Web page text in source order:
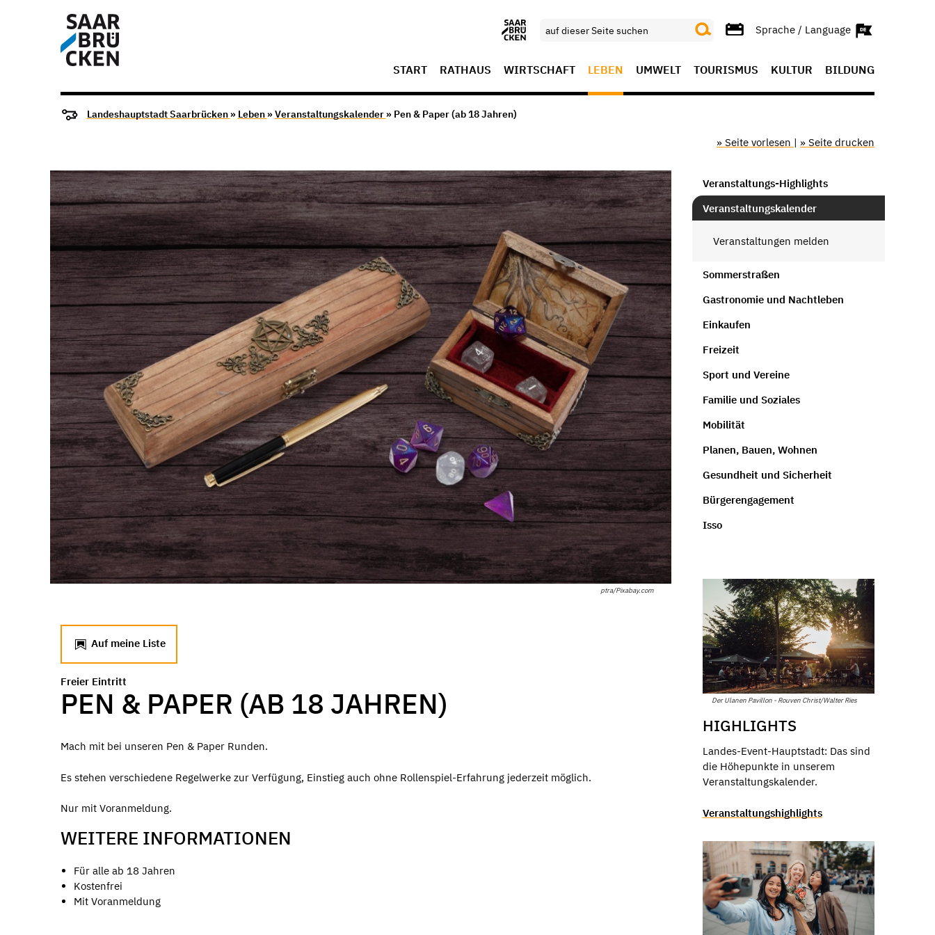
Sprache / Language
START RATHAUS WIRTSCHAFT LEBEN UMWELT TOURISMUS KULTUR BILDUNG
Landeshauptstadt Saarbrücken » Leben »Veranstaltungskalender » Pen & Paper (ab 18 Jahren)
» Seite vorlesen | » Seite drucken
ptra/Pixabay.com
Auf meine Liste
Freier Eintritt
PEN & PAPER (AB 18 JAHREN)
Mach mit bei unseren Pen & Paper Runden.
Es stehen verschiedene Regelwerke zur Verfügung, Einstieg auch ohne Rollenspiel-Erfahrung jederzeit möglich.
Nur mit Voranmeldung.
WEITERE INFORMATIONEN
Für alle ab 18 Jahren
Kostenfrei
Mit Voranmeldung
Veranstaltungs-Highlights
Veranstaltungskalender
Veranstaltungen melden
Sommerstraßen
Gastronomie und Nachtleben
Einkaufen
Freizeit
Sport und Vereine
Familie und Soziales
Mobilität
Planen, Bauen, Wohnen
Gesundheit und Sicherheit
Bürgerengagement
Isso
Der Ulanen Pavillon - Rouven Christ/Walter Ries
HIGHLIGHTS
Landes-Event-Hauptstadt: Das sind
die Höhepunkte in unserem
Veranstaltungskalender.
Veranstaltungshighlights